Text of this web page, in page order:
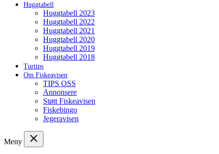
Huggtabell
Huggtabell 2023
Huggtabell 2022
Huggtabell 2021
Huggtabell 2020
Huggtabell 2019
Huggtabell 2018
Turtips
Om Fiskeavisen
TIPS OSS
Annonsere
Støtt Fiskeavisen
Fiskebingo
Jegeravisen
Meny